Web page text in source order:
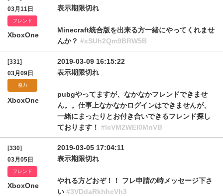
03月11日
フレンド
XboxOne
表示期限切れ
Minecraft統合版を出来る方一緒にやってくれませ
んか？ #xSUh2Qm9BRW5B
[331]
03月09日
協力
XboxOne
2019-03-09 16:15:22
表示期限切れ
pubgやってますが、なかなかフレンドできませ
ん。。仕事上なかなかログインはできませんが、
一緒にまったりとお付き合いできるフレンド探し
ております！ #lcVM2WEI0MnVB
[330]
03月05日
フレンド
XboxOne
2019-03-05 17:04:11
表示期限切れ
やれる方どおぞ！！ フレ申請の時メッセージ下さ
い #3VDdaRkhhcVh3